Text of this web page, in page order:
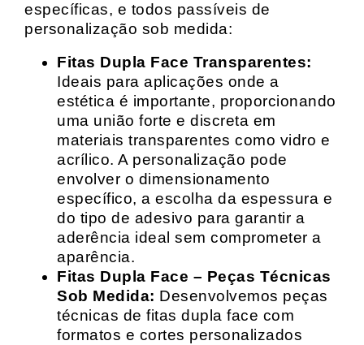
específicas, e todos passíveis de
personalização sob medida:
Fitas Dupla Face Transparentes:
Ideais para aplicações onde a
estética é importante, proporcionando
uma união forte e discreta em
materiais transparentes como vidro e
acrílico. A personalização pode
envolver o dimensionamento
específico, a escolha da espessura e
do tipo de adesivo para garantir a
aderência ideal sem comprometer a
aparência.
Fitas Dupla Face – Peças Técnicas
Sob Medida: Desenvolvemos peças
técnicas de fitas dupla face com
formatos e cortes personalizados